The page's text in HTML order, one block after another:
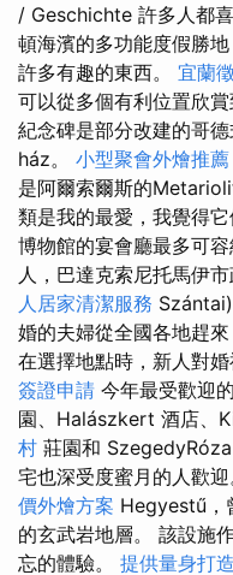
/ Geschichte 許多人都
頓海濱的多功能度假勝
許多有趣的東西。 宜蘭
可以從多個有利位置欣
紀念碑是部分改建的哥
ház。 小型聚會外燴推薦
是阿爾索爾斯的
類是我的最愛，我覺得
博物館的宴會廳最多可
人，巴達克索尼托馬伊
人居家清潔服務 Szántai)
婚的夫婦從全國各地趕來
在選擇地點時，新人對
簽證申請 今年最受歡迎
園、Halászkert 酒店、
村 莊園和
宅也深受度蜜月的人歡
價外燴方案 Hegyestű，
的玄武岩地層。 該設施
忘的體驗。 提供量身打